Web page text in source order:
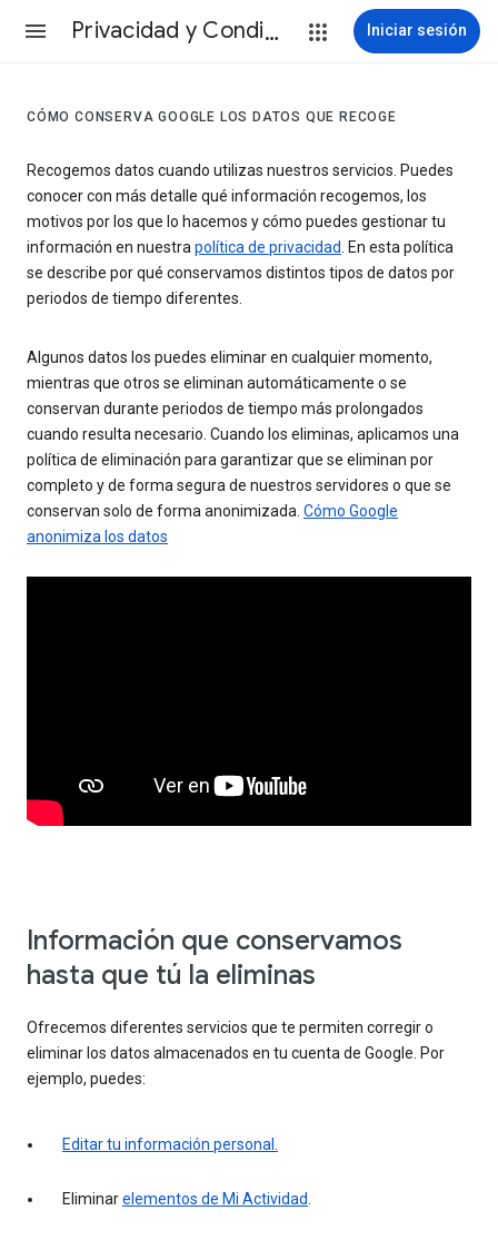
Privacidad y Condiciones Iniciar sesión
CÓMO CONSERVA GOOGLE LOS DATOS QUE RECOGE
Recogemos datos cuando utilizas nuestros servicios. Puedes
conocer con más detalle qué información recogemos, los
motivos por los que lo hacemos y cómo puedes gestionar tu
información en nuestrapolítica de privacidad. En esta política
se describe por qué conservamos distintos tipos de datos por
periodos de tiempo diferentes.
Algunos datos los puedes eliminar en cualquier momento,
mientras que otros se eliminan automáticamente o se
conservan durante periodos de tiempo más prolongados
cuando resulta necesario. Cuando los eliminas, aplicamos una
política de eliminación para garantizar que se eliminan por
completo y de forma segura de nuestros servidores o que se
conservan solo de forma anonimizada. Cómo Google
anonimiza los datos
Información que conservamos
hasta que tú la eliminas
Ofrecemos diferentes servicios que te permiten corregir o
eliminar los datos almacenados en tu cuenta de Google. Por
ejemplo, puedes:
Editar tu información personal.
Eliminarelementos de Mi Actividad.